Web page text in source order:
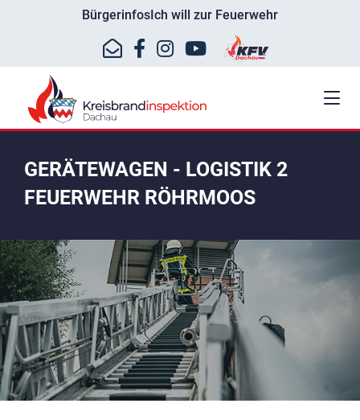
BürgerinfosIch will zur Feuerwehr
GERÄTEWAGEN - LOGISTIK 2
FEUERWEHR RÖHRMOOS